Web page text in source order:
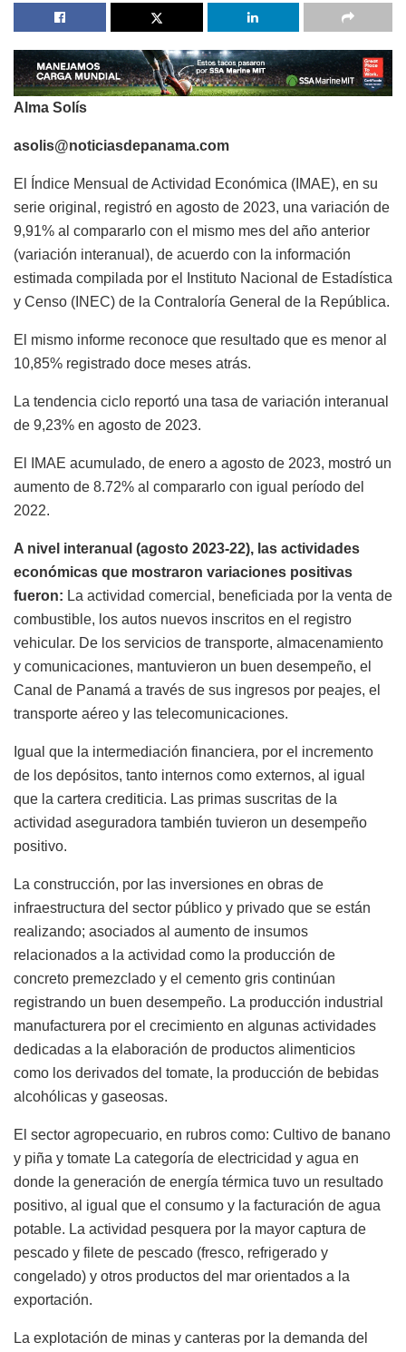
Alma Solís
asolis@noticiasdepanama.com
El Índice Mensual de Actividad Económica (IMAE), en su
serie original, registró en agosto de 2023, una variación de
9,91% al compararlo con el mismo mes del año anterior
(variación interanual), de acuerdo con la información
estimada compilada por el Instituto Nacional de Estadística
y Censo (INEC) de la Contraloría General de la República.
El mismo informe reconoce que resultado que es menor al
10,85% registrado doce meses atrás.
La tendencia ciclo reportó una tasa de variación interanual
de 9,23% en agosto de 2023.
El IMAE acumulado, de enero a agosto de 2023, mostró un
aumento de 8.72% al compararlo con igual período del
2022.
A nivel interanual (agosto 2023-22), las actividades
económicas que mostraron variaciones positivas
fueron: La actividad comercial, beneficiada por la venta de
combustible, los autos nuevos inscritos en el registro
vehicular. De los servicios de transporte, almacenamiento
y comunicaciones, mantuvieron un buen desempeño, el
Canal de Panamá a través de sus ingresos por peajes, el
transporte aéreo y las telecomunicaciones.
Igual que la intermediación financiera, por el incremento
de los depósitos, tanto internos como externos, al igual
que la cartera crediticia. Las primas suscritas de la
actividad aseguradora también tuvieron un desempeño
positivo.
La construcción, por las inversiones en obras de
infraestructura del sector público y privado que se están
realizando; asociados al aumento de insumos
relacionados a la actividad como la producción de
concreto premezclado y el cemento gris continúan
registrando un buen desempeño. La producción industrial
manufacturera por el crecimiento en algunas actividades
dedicadas a la elaboración de productos alimenticios
como los derivados del tomate, la producción de bebidas
alcohólicas y gaseosas.
El sector agropecuario, en rubros como: Cultivo de banano
y piña y tomate La categoría de electricidad y agua en
donde la generación de energía térmica tuvo un resultado
positivo, al igual que el consumo y la facturación de agua
potable. La actividad pesquera por la mayor captura de
pescado y filete de pescado (fresco, refrigerado y
congelado) y otros productos del mar orientados a la
exportación.
La explotación de minas y canteras por la demanda del